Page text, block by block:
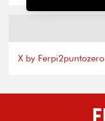
X by Ferpi2puntozero